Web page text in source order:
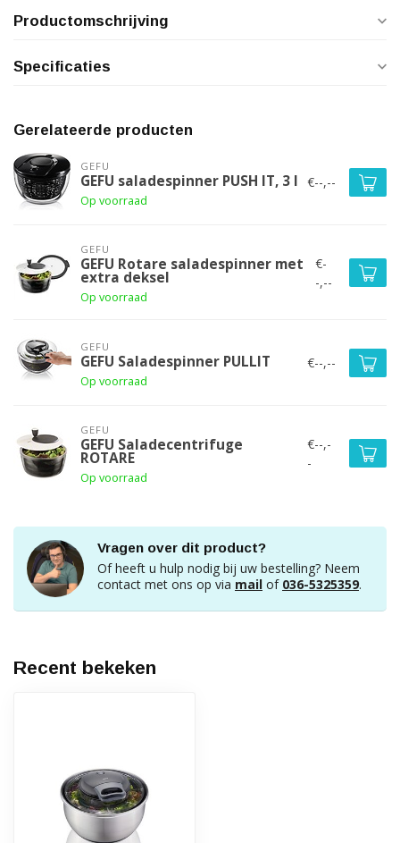
Productomschrijving
Specificaties
Gerelateerde producten
GEFU
GEFU saladespinner PUSH IT, 3 l
Op voorraad
€--,--
GEFU
GEFU Rotare saladespinner met
extra deksel
Op voorraad
€-
-,--
GEFU
GEFU Saladespinner PULLIT
Op voorraad
€--,--
GEFU
GEFU Saladecentrifuge
ROTARE
Op voorraad
€--,-
-
Vragen over dit product?
Of heeft u hulp nodig bij uw bestelling? Neem
contact met ons op via mail of 036-5325359.
Recent bekeken